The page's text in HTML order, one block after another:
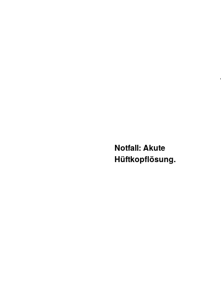
Notfall: Akute
Hüftkopflösung.